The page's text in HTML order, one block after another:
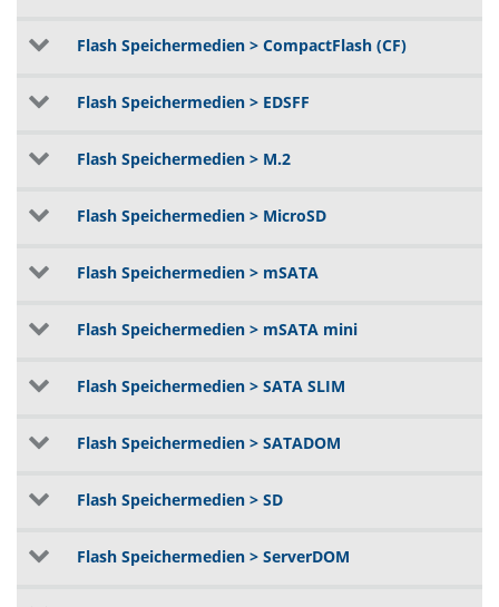
Flash Speichermedien > CompactFlash (CF)
Flash Speichermedien > EDSFF
Flash Speichermedien > M.2
Flash Speichermedien > MicroSD
Flash Speichermedien > mSATA
Flash Speichermedien > mSATA mini
Flash Speichermedien > SATA SLIM
Flash Speichermedien > SATADOM
Flash Speichermedien > SD
Flash Speichermedien > ServerDOM